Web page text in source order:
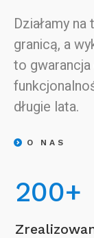
Działamy
granicą, a
to
długie lata.
O NAS
200+